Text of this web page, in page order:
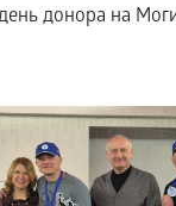
донора на